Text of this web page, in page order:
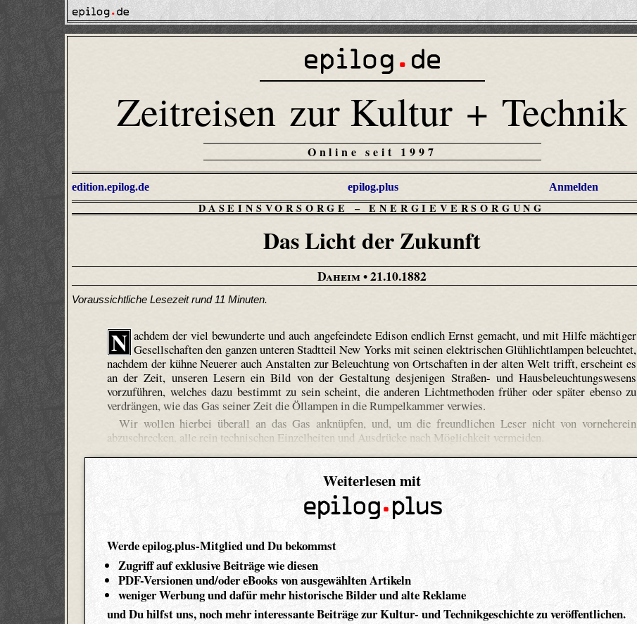
Zeitreisen zur Kultur + Technik
Online seit 1997
edition.epilog.de epilog.plus Anmelden
DASEINSVORSORGE–ENERGIEVERSORGUNG
Das Licht der Zukunft
Daheim• 21.10.1882
Voraussichtliche Lesezeit rund 11 Minuten.
N achdem der viel bewunderte und auch angefeindete Edison endlich Ernst gemacht, und mit Hilfe mächtiger
Gesellschaften den ganzen unteren Stadtteil New Yorks mit seinen elektrischen Glühlichtlampen beleuchtet,
nachdem der kühne Neuerer auch Anstalten zur Beleuchtung von Ortschaften in der alten Welt trifft, erscheint es
an der Zeit, unseren Lesern ein Bild von der Gestaltung desjenigen Straßen- und Hausbeleuchtungswesens
vorzuführen, welches dazu bestimmt zu sein scheint, die anderen Lichtmethoden früher oder später ebenso zu
verdrängen, wie das Gas seiner Zeit die Öllampen in die Rumpelkammer verwies.
Wir wollen hierbei überall an das Gas anknüpfen, und, um die freundlichen Leser nicht von vorneherein
abzuschrecken, alle rein technischen Einzelheiten und Ausdrücke nach Möglichkeit vermeiden.
Weiterlesen mit
Werde epilog.plus-Mitglied und Du bekommst
Zugriff auf exklusive Beiträge wie diesen
PDF-Versionen und/oder eBooks von ausgewählten Artikeln
weniger Werbung und dafür mehr historische Bilder und alte Reklame
und Du hilfst uns, noch mehr interessante Beiträge zur Kultur- und Technikgeschichte zu veröffentlichen.